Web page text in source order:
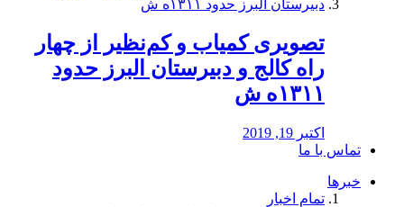
️تصویری کمیاب و کم‌نظیر از چهار
راه كالج و دبيرستان البرز حدود
۱۳۱۱ه ش
اکتبر 19, 2019
تماس با ما
خبرها
تمام اخبار